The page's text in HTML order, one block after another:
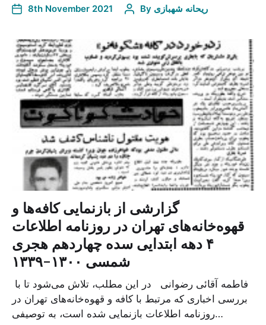
8th November 2021 By ریحانه شهبازی
گزارشی از بازنمایی کافه‌ها و
قهوه‌خانه‌های تهران در روزنامه اطلاعات
۴ دهه ابتدایی سده چهاردهم هجری
شمسی ۱۳۰۰-۱۳۳۹
بررسی اخباری که مرتبط با کافه و قهوه‌خانه‌های تهران در
روزنامه اطلاعات بازنمایی شده است، به توصیفی…